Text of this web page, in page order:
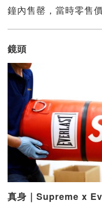
鐘內售罄，當時零售
鏡頭
真身｜Supreme x